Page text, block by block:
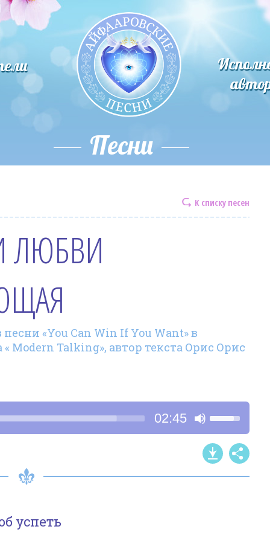
Песни
К списку песен
ЛЮБВИ
«You Can Win If You Want» в
Modern Talking», автор текста Орис Орис
02:45
Используйте
клавиши
со
стрелками
успеть